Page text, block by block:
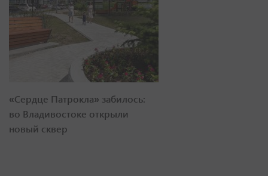
«Сердце Патрокла» забилось:
во Владивостоке открыли
новый сквер